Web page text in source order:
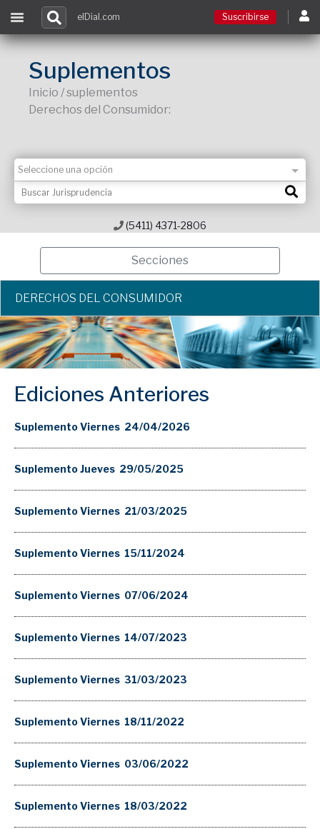
elDial.com Suscribirse
Suplementos
Inicio / suplementos
Derechos del Consumidor:
(5411) 4371-2806
Secciones
DERECHOS DEL CONSUMIDOR
Ediciones Anteriores
Suplemento Viernes 24/04/2026
Suplemento Jueves 29/05/2025
Suplemento Viernes 21/03/2025
Suplemento Viernes 15/11/2024
Suplemento Viernes 07/06/2024
Suplemento Viernes 14/07/2023
Suplemento Viernes 31/03/2023
Suplemento Viernes 18/11/2022
Suplemento Viernes 03/06/2022
Suplemento Viernes 18/03/2022